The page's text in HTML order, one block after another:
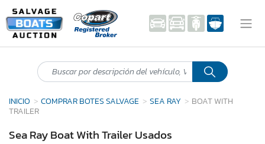
INICIO COMPRAR BOTES SALVAGE SEA RAY
BOAT WITH
TRAILER
Sea Ray Boat With Trailer Usados